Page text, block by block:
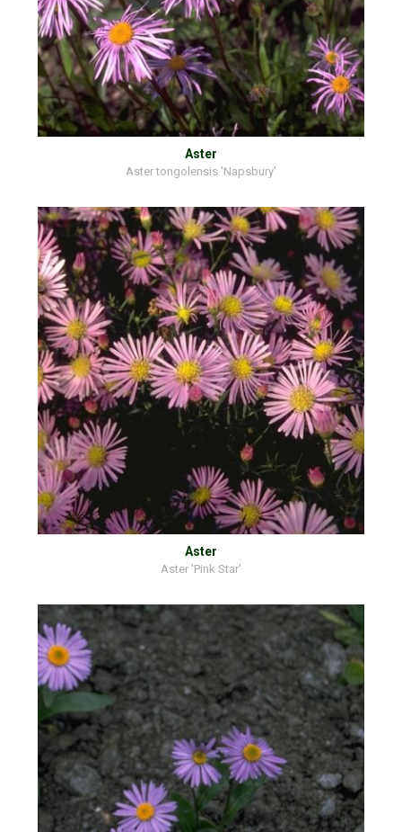
Aster
Aster tongolensis 'Napsbury'
Aster
Aster 'Pink Star'